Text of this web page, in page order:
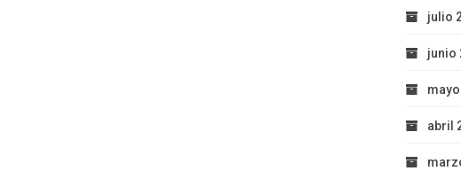
julio
junio
abril